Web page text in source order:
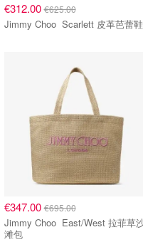
€312.00€625.00
Jimmy Choo Scarlett 皮革芭蕾鞋
€347.00€695.00
Jimmy Choo East/West 拉菲草沙
滩包